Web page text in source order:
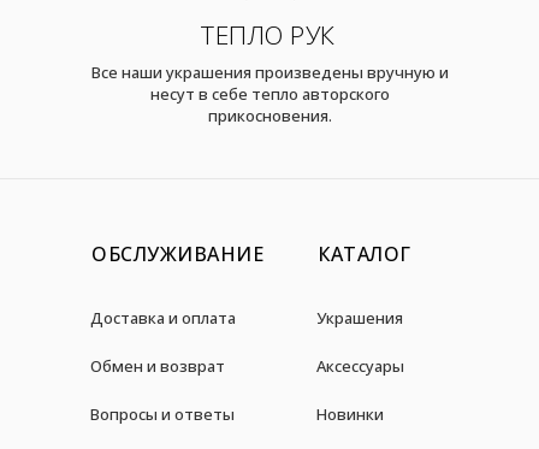
ТЕПЛО РУК
Все наши украшения произведены вручную и
несут в себе тепло авторского
прикосновения.
ОБСЛУЖИВАНИЕ
Доставка и оплата
Обмен и возврат
Вопросы и ответы
КАТАЛОГ
Украшения
Аксессуары
Новинки